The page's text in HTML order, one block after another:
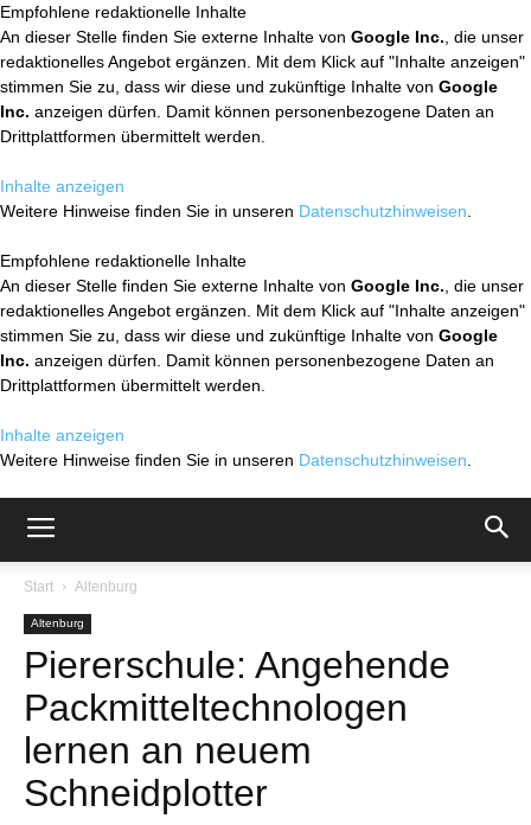
Empfohlene redaktionelle Inhalte
An dieser Stelle finden Sie externe Inhalte von Google Inc. , die unser
redaktionelles Angebot ergänzen. Mit dem Klick auf "Inhalte anzeigen"
stimmen Sie zu, dass wir diese und zukünftige Inhalte von Google
Inc. anzeigen dürfen. Damit können personenbezogene Daten an
Drittplattformen übermittelt werden.
Inhalte anzeigen
Weitere Hinweise finden Sie in unseren Datenschutzhinweisen
Empfohlene redaktionelle Inhalte
An dieser Stelle finden Sie externe Inhalte von Google Inc. , die unser
redaktionelles Angebot ergänzen. Mit dem Klick auf "Inhalte anzeigen"
stimmen Sie zu, dass wir diese und zukünftige Inhalte von Google
Inc. anzeigen dürfen. Damit können personenbezogene Daten an
Drittplattformen übermittelt werden.
Inhalte anzeigen
Weitere Hinweise finden Sie in unseren Datenschutzhinweisen
Start Altenburg
Altenburg
Piererschule: Angehende
Packmitteltechnologen
lernen an neuem
Schneidplotter